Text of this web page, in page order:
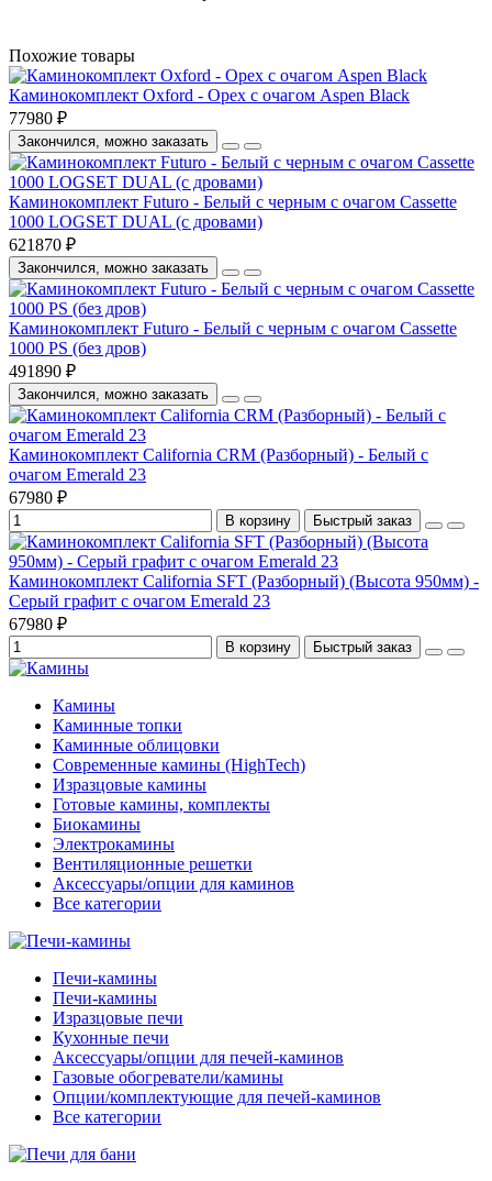
Похожие товары
Каминокомплект Oxford - Орех с очагом Aspen Black
77980 ₽
Закончился, можно заказать
Каминокомплект Futuro - Белый с черным с очагом Cassette
1000 LOGSET DUAL (с дровами)
621870 ₽
Закончился, можно заказать
Каминокомплект Futuro - Белый с черным с очагом Cassette
1000 PS (без дров)
491890 ₽
Закончился, можно заказать
Каминокомплект California CRM (Разборный) - Белый с
очагом Emerald 23
67980 ₽
В корзину Быстрый заказ
Каминокомплект California SFT (Разборный) (Высота 950мм) -
Серый графит с очагом Emerald 23
67980 ₽
В корзину Быстрый заказ
Камины
Каминные топки
Каминные облицовки
Современные камины (HighTech)
Изразцовые камины
Готовые камины, комплекты
Биокамины
Электрокамины
Вентиляционные решетки
Аксессуары/опции для каминов
Все категории
Печи-камины
Печи-камины
Изразцовые печи
Кухонные печи
Аксессуары/опции для печей-каминов
Газовые обогреватели/камины
Опции/комплектующие для печей-каминов
Все категории